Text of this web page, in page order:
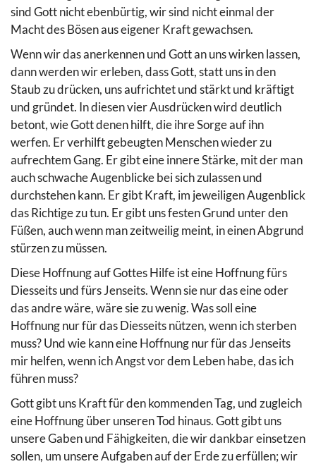
sind Gott nicht ebenbürtig, wir sind nicht einmal der
Macht des Bösen aus eigener Kraft gewachsen.
Wenn wir das anerkennen und Gott an uns wirken lassen,
dann werden wir erleben, dass Gott, statt uns in den
Staub zu drücken, uns aufrichtet und stärkt und kräftigt
und gründet. In diesen vier Ausdrücken wird deutlich
betont, wie Gott denen hilft, die ihre Sorge auf ihn
werfen. Er verhilft gebeugten Menschen wieder zu
aufrechtem Gang. Er gibt eine innere Stärke, mit der man
auch schwache Augenblicke bei sich zulassen und
durchstehen kann. Er gibt Kraft, im jeweiligen Augenblick
das Richtige zu tun. Er gibt uns festen Grund unter den
Füßen, auch wenn man zeitweilig meint, in einen Abgrund
stürzen zu müssen.
Diese Hoffnung auf Gottes Hilfe ist eine Hoffnung fürs
Diesseits und fürs Jenseits. Wenn sie nur das eine oder
das andre wäre, wäre sie zu wenig. Was soll eine
Hoffnung nur für das Diesseits nützen, wenn ich sterben
muss? Und wie kann eine Hoffnung nur für das Jenseits
mir helfen, wenn ich Angst vor dem Leben habe, das ich
führen muss?
Gott gibt uns Kraft für den kommenden Tag, und zugleich
eine Hoffnung über unseren Tod hinaus. Gott gibt uns
unsere Gaben und Fähigkeiten, die wir dankbar einsetzen
sollen, um unsere Aufgaben auf der Erde zu erfüllen; wir